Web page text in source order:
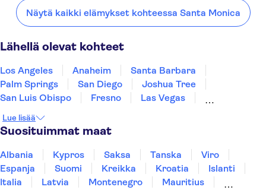
lähellä:
Los Angeles Santa Barbara
Näytä kaikki elämykset kohteessa Santa Monica
Lähellä olevat kohteet
Los Angeles Anaheim
Santa Barbara
Palm Springs
San Diego
Joshua Tree
San Luis Obispo
Fresno
Las Vegas
San Jose, California
San Francisco
South Lake Tahoe
Lue lisää
Suosituimmat maat
Albania Kypros Saksa Tanska
Viro
Espanja
Suomi Kreikka Kroatia
Islanti
Italia
Latvia Montenegro
Mauritius